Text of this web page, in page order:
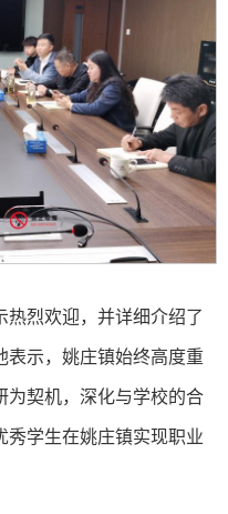
热烈欢迎，并详细介绍了
表示，姚庄镇始终高度重
为契机，深化与学校的合
秀学生在姚庄镇实现职业